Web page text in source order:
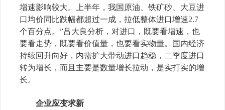
增速影响较大。上半年，我国原油、铁矿砂、大豆进
口均价同比跌幅都超过一成，拉低整体进口增速2.7
个百分点。”吕大良分析，对进口，既要看增速，也
要看走势，既要看价值量，也要看实物量。国内经济
持续回升向好，内需扩大带动进口趋稳，二季度进口
转为增长，而且主要是数量增长拉动，是实打实的增
长。
企业应变求新